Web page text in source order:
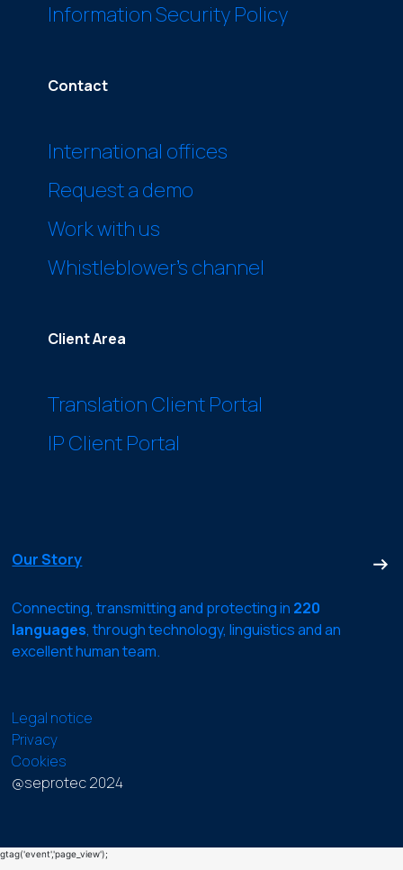
Information Security Policy
Contact
International offices
Request a demo
Work with us
Whistleblower’s channel
Client Area
Translation Client Portal
IP Client Portal
Our Story
Connecting, transmitting and protecting in 220
languages, through technology, linguistics and an
excellent human team.
Legal notice
Privacy
Cookies
@seprotec 2024
gtag('event','page_view');